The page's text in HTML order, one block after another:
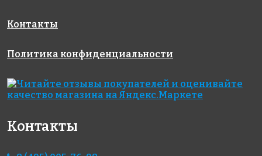
Контакты
Политика конфиденциальности
Контакты